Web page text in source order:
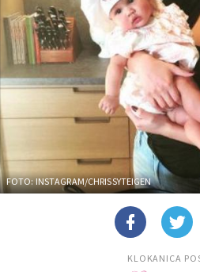
FOTO: INSTAGRAM/CHRISSYTEIGEN
KLOKANICA